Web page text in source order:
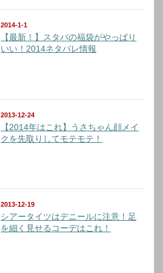
2014-1-1
【最新！】スタバの福袋がやっぱり
いい！2014ネタバレ情報
2013-12-24
【2014年はこれ】うさちゃん顔メイ
クを先取りしてモテモテ！
2013-12-19
シアータイツはデニールに注意！足
を細く見せるコーデはこれ！